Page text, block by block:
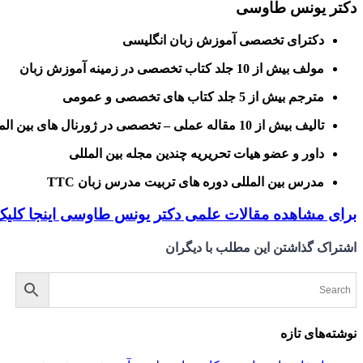
دکتر یونس طاوسی
دکترای تخصصی آموزش زبان انگلیسی
مولف بیش از 10 جلد کتاب تخصصی در زمینه آموزش زبان
مترجم بیش از 5 جلد کتاب های تخصصی و عمومی
تالیف بیش از 10 مقاله عملی – تخصصی در ژورنال های بین المللی
داور و عضو هیات تحریریه چندین مجله بین المللی
مدرس بین المللی دوره های تربیت مدرس زبان TTC
برای مشاهده مقالات علمی دکتر یونس طاوسی اینجا
اشتراک گذاشتن این مطلب با دیگران
نوشته‌های تازه